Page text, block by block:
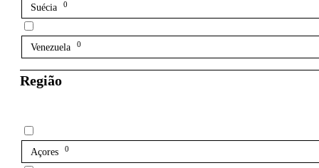
Suécia 0
Venezuela 0
Região
Açores 0